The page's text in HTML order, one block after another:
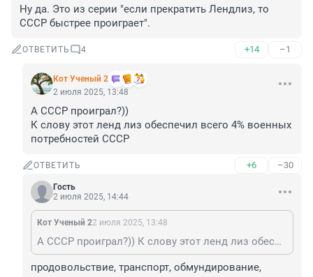
Ну да. Это из серии "если прекратить Лендлиз, то
СССР быстрее проиграет".
ОТВЕТИТЬ 4 +14 –1
Кот Ученый 2
2 июля 2025, 13:48
А СССР проиграл?))
К слову этот ленд лиз обеспечил всего 4% военных
потребностей СССР
ОТВЕТИТЬ +6 –30
Гость
2 июля 2025, 14:44
Кот Ученый 22 июля 2025, 13:48
А СССР проиграл?)) К слову этот ленд лиз обеспечил всего 4% военных потребностей СССР
продовольствие, транспорт, обмундирование,